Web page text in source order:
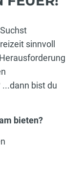
sinnvoll
bist du
bieten?